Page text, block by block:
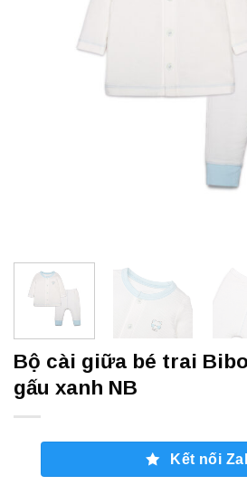
Bộ cài giữa bé trai
gấu xanh NB
Kết nối